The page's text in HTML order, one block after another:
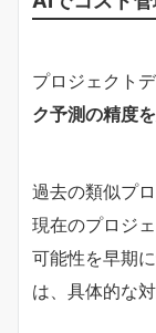
プロジェクト
ク予測の精度
過去の類似プ
現在のプロジ
可能性を早期
は、具体的な